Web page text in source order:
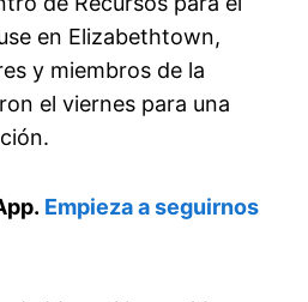
en Elizabethtown,
y miembros de la
el viernes para una
Empieza a seguirnos